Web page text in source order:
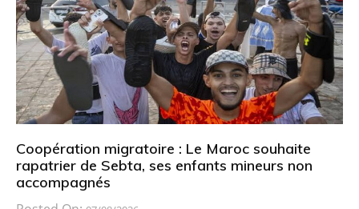
Coopération migratoire : Le Maroc souhaite
rapatrier de Sebta, ses enfants mineurs non
accompagnés